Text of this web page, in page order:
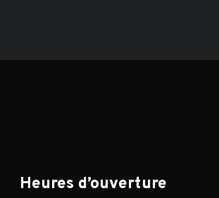
Heures d’ouverture